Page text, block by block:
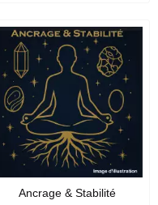
EN STOCK
Ancrage & Stabilité